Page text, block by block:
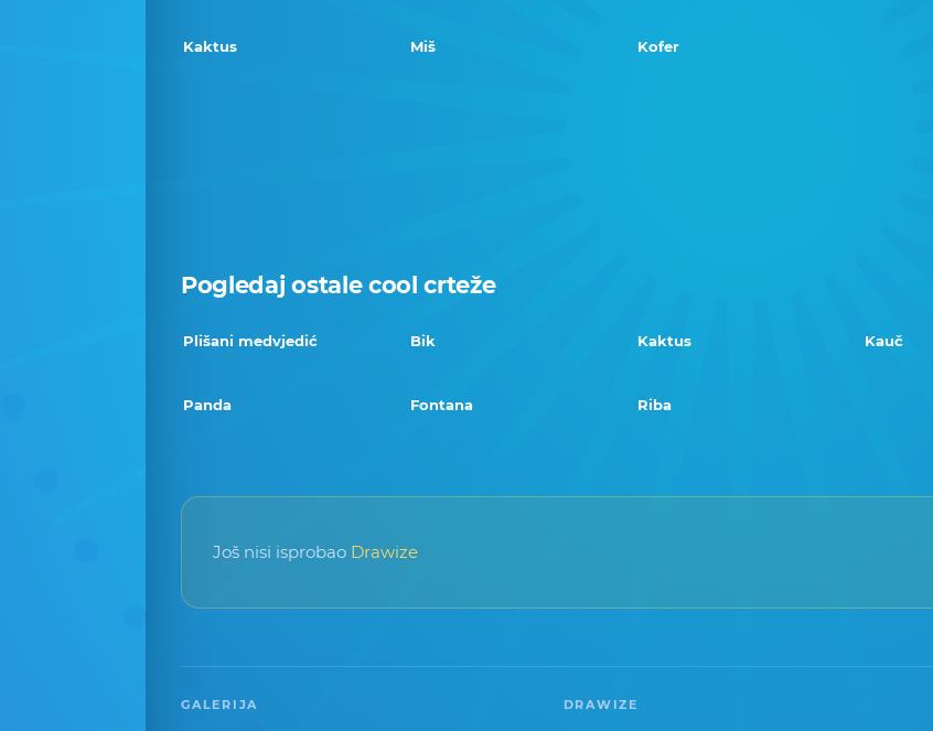
Kaktus Miš Kofer
Pogledaj ostale cool crteže
Plišani medvjedić Bik Kaktus Kauč
Panda Fontana Riba
Još nisi isprobao Drawize
GALERIJA DRAWIZE